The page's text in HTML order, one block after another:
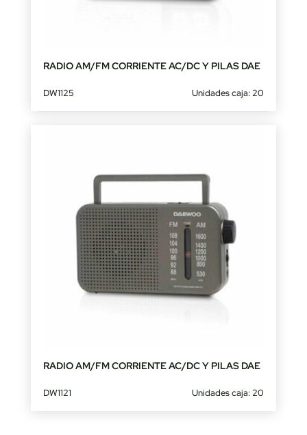
RADIO AM/FM CORRIENTE AC/DC Y PILAS DAE
DW1125 Unidades caja: 20
RADIO AM/FM CORRIENTE AC/DC Y PILAS DAE
DW1121 Unidades caja: 20